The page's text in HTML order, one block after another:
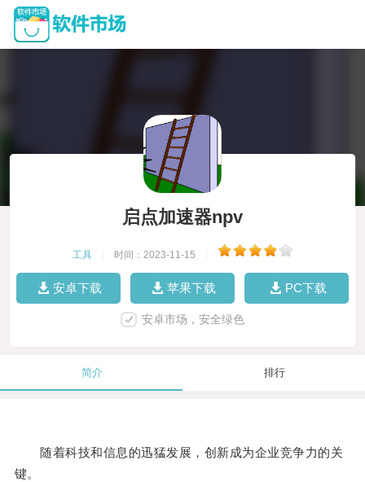
启点加速器npv
工具 时间：2023-11-15
安卓下载 苹果下载 PC下载
安卓市场，安全绿色
简介 排行
随着科技和信息的迅猛发展，创新成为企业竞争力的关
键。